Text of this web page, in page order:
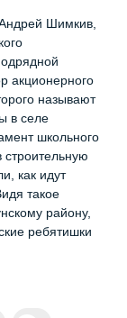
Шимкив,
акционерного
называют
в селе
школьного
как идут
такое
району,
ребятишки